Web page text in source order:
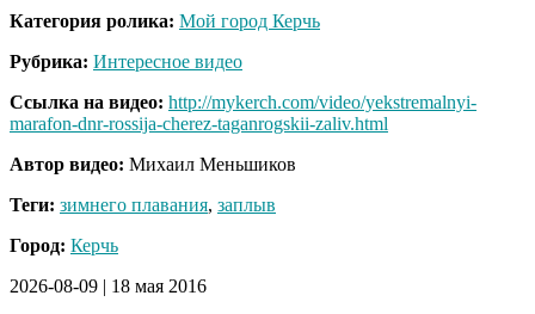
Категория ролика: Мой город Керчь
Рубрика: Интересное видео
Ссылка на видео: http://mykerch.com/video/yekstremalnyi-
marafon-dnr-rossija-cherez-taganrogskii-zaliv.html
Автор видео: Михаил Меньшиков
Теги: зимнего плавания, заплыв
Город: Керчь
2026-08-09 | 18 мая 2016